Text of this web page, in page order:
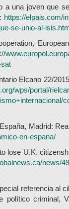
a una joven que
https://elpais.com/
se-unio-al-
Elcano 22/
wps/portal/
Madrid:
en-espana/
lose U.K.
news/
referencia al
político criminal,